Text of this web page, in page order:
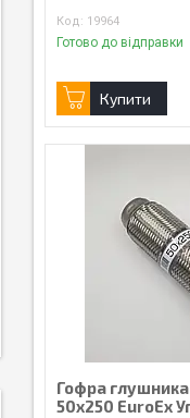
19964
Готово до відправки
Купити
Гофра
50x250 EuroEx